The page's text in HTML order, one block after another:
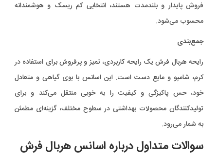
فروش پایدار و بلندمدت هستند، انتخابی کم ریسک و هوشمندانه
محسوب می‌شود.
جمع‌بندی
رایحه هربال فرش یک رایحه کاربردی، تمیز و پرفروش برای استفاده در
کرم، شامپو و مایع دست است. این اسانس با بوی گیاهی و متعادل
خود، حس پاکیزگی و کیفیت را به خوبی منتقل می‌کند و برای
تولیدکنندگان محصولات بهداشتی در سطوح مختلف، گزینه‌ای مطمئن
به شمار می‌رود.
سوالات متداول درباره اسانس هربال فرش